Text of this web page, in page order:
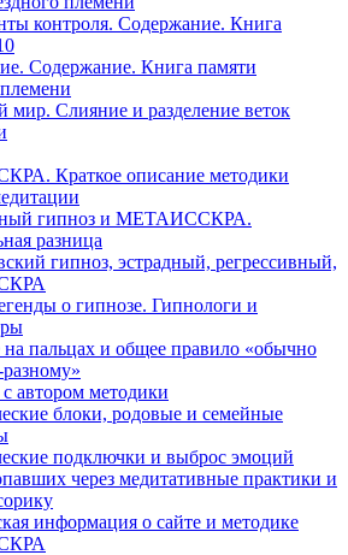
контроля. Содержание. Книга
Содержание. Книга памяти
мир. Слияние и разделение веток
Краткое описание методики
гипноз и МЕТАИССКРА.
разница
гипноз, эстрадный, регрессивный,
о гипнозе. Гипнологи и
пальцах и общее правило «обычно
автором методики
блоки, родовые и семейные
подключки и выброс эмоций
через медитативные практики и
информация о сайте и методике